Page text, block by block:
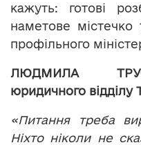
кажуть: готові
наметове містечко
профільного
ЛЮДМИЛА
юридичного відділу
«Питання треба
Ніхто ніколи не